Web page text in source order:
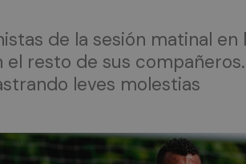
de la sesión matinal
resto de sus
leves molestias